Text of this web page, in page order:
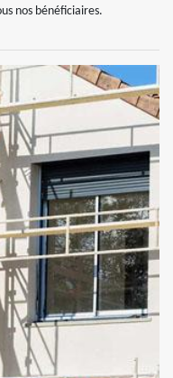
nos bénéficiaires.